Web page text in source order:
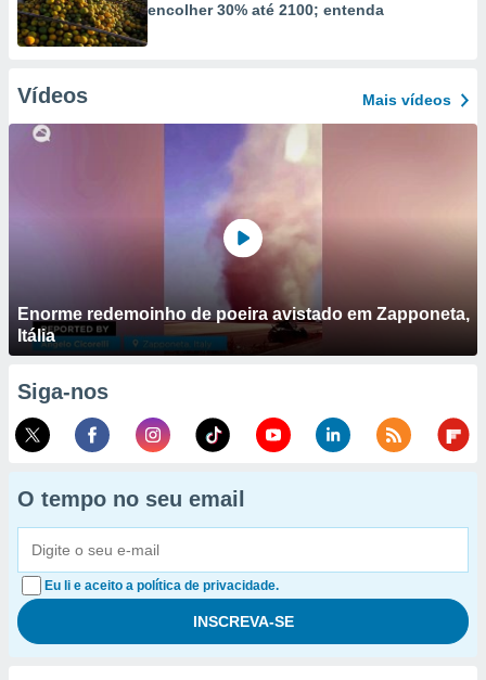
encolher 30% até 2100; entenda
Vídeos Mais vídeos
Enorme redemoinho de poeira avistado em Zapponeta,
Itália
Siga-nos
O tempo no seu email
Eu li e aceito a política de privacidade.